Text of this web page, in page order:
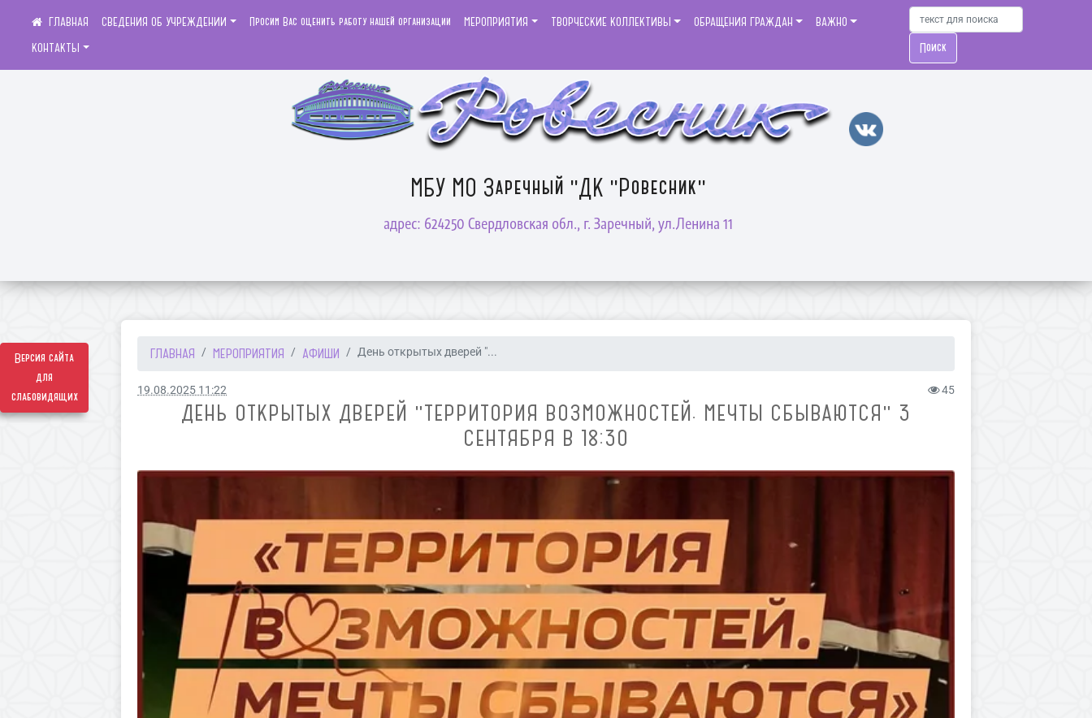
Версия сайта
для
слабовидящих
МБУ МО Заречный "ДК "Ровесник"
адрес: 624250 Свердловская обл., г. Заречный, ул.Ленина 11
СВЕДЕНИЯ ОБ УЧРЕЖДЕНИИ Просим Вас оценить работу нашей организации МЕРОПРИЯТИЯ ТВОРЧЕСКИЕ КОЛЛЕКТИВЫ ОБРАЩЕНИЯ ГРАЖДАН
ВАЖНО
КОНТАКТЫ
Поиск
ГЛАВНАЯ МЕРОПРИЯТИЯ АФИШИ День открытых дверей "...
19.08.2025 11:22 45
ДЕНЬ ОТКРЫТЫХ ДВЕРЕЙ "ТЕРРИТОРИЯ ВОЗМОЖНОСТЕЙ. МЕЧТЫ СБЫВАЮТСЯ" 3
СЕНТЯБРЯ В 18:30